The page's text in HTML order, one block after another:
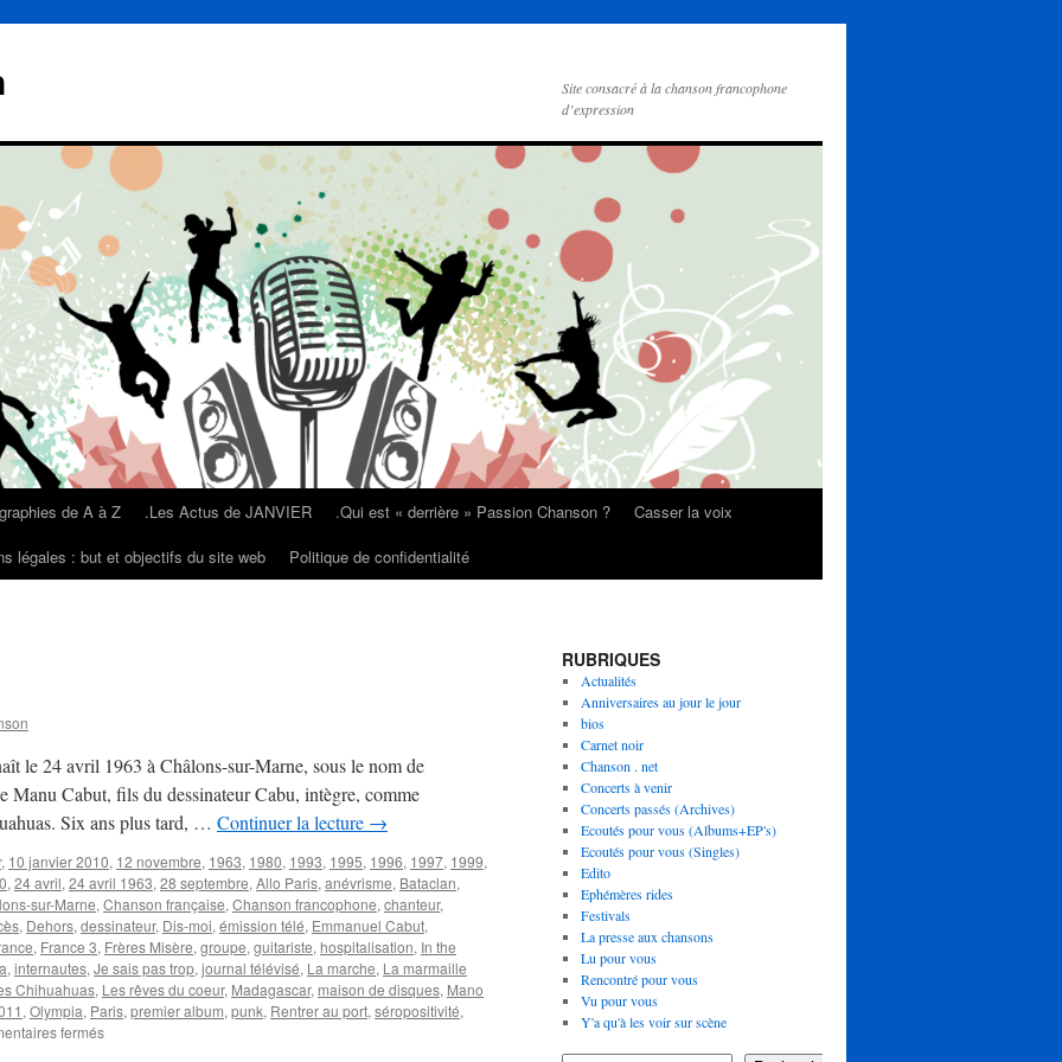
Site consacré à la chanson francophone
d’expression
de A à Z .Les Actus de JANVIER .Qui est « derrière » Passion Chanson ?
Casser la voix
légales : but et objectifs du site web Politique de confidentialité
le 24 avril 1963 à Châlons-sur-Marne, sous le nom de
Manu Cabut, fils du dessinateur Cabu, intègre, comme
Six ans plus tard, … Continuer la lecture →
, 10 janvier 2010, 12 novembre, 1963, 1980, 1993, 1995, 1996, 1997, 1999,
, 24 avril, 24 avril 1963, 28 septembre, Allo Paris, anévrisme, Bataclan,
sur-Marne, Chanson française, Chanson francophone, chanteur,
, Dehors, dessinateur, Dis-moi, émission télé, Emmanuel Cabut,
, France 3, Frères Misère, groupe, guitariste, hospitalisation, In the
, internautes, Je sais pas trop, journal télévisé, La marche, La marmaille
Chihuahuas, Les rêves du coeur, Madagascar, maison de disques, Mano
, Olympia, Paris, premier album, punk, Rentrer au port, séropositivité,
ferméssur
RUBRIQUES
Actualités
Anniversaires au jour le jour
bios
Carnet noir
Chanson . net
Concerts à venir
Concerts passés (Archives)
Ecoutés pour vous (Albums+EP's)
Ecoutés pour vous (Singles)
Edito
Ephémères rides
Festivals
La presse aux chansons
Lu pour vous
Rencontré pour vous
Vu pour vous
Y'a qu'à les voir sur scène